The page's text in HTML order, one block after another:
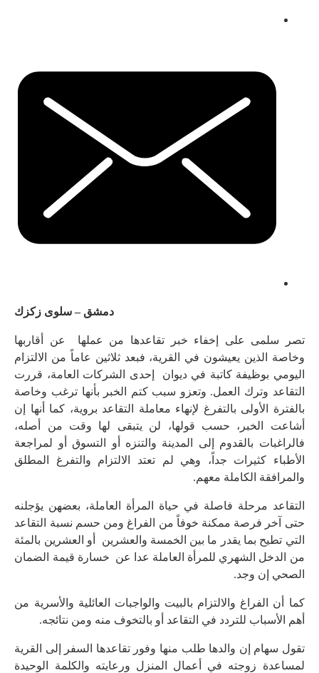
دمشق – سلوى زكزك
تصر سلمى على إخفاء خبر تقاعدها من عملها عن أقاربها
وخاصة الذين يعيشون في القرية، فبعد ثلاثين عاماً من الالتزام
اليومي بوظيفة كاتبة في ديوان إحدى الشركات العامة، قررت
التقاعد وترك العمل. وتعزو سبب كتم الخبر بأنها ترغب وخاصة
بالفترة الأولى بالتفرغ لإنهاء معاملة التقاعد بروية، كما أنها إن
أشاعت الخبر، حسب قولها، لن يتبقى لها وقت من أصله،
فالراغبات بالقدوم إلى المدينة والتنزه أو التسوق أو لمراجعة
الأطباء كثيرات جداً، وهي لم تعتد الالتزام والتفرغ المطلق
والمرافقة الكاملة معهم.
التقاعد مرحلة فاصلة في حياة المرأة العاملة، بعضهن يؤجلنه
حتى آخر فرصة ممكنة خوفاً من الفراغ ومن حسم نسبة التقاعد
التي تطيح بما يقدر ما بين الخمسة والعشرين أو العشرين بالمئة
من الدخل الشهري للمرأة العاملة عدا عن خسارة قيمة الضمان
الصحي إن وجد.
كما أن الفراغ والالتزام بالبيت والواجبات العائلية والأسرية من
أهم الأسباب للتردد في التقاعد أو بالتخوف منه ومن نتائجه.
تقول سهام إن والدها طلب منها وفور تقاعدها السفر إلى القرية
لمساعدة زوجته في أعمال المنزل ورعايته والكلمة الوحيدة